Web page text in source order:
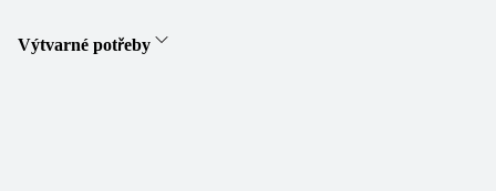
Výtvarné potřeby